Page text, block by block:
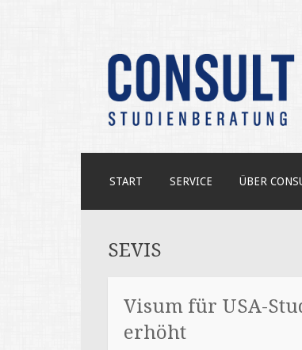
CONSULT
SPRINGEN
START SERVICE ÜBER
SEVIS
Visum für USA-
erhöht